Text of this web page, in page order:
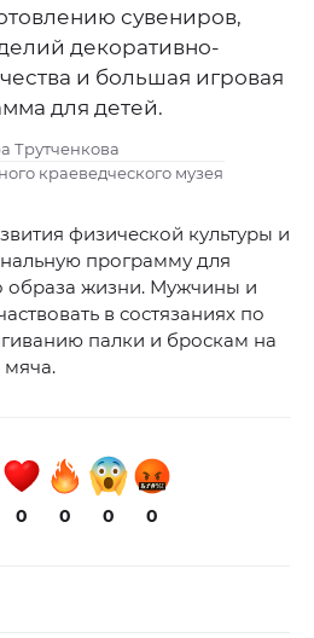
сувениров,
декоративно-
и большая игровая
для детей.
Трутченкова
краеведческого музея
физической культуры и
программу для
образа жизни. Мужчины и
в состязаниях по
палки и броскам на
мяча.
0 0 0 0